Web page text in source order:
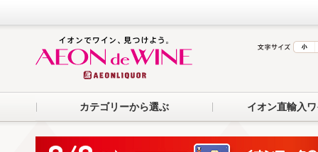
カテゴリーから選ぶ イオン直輸入